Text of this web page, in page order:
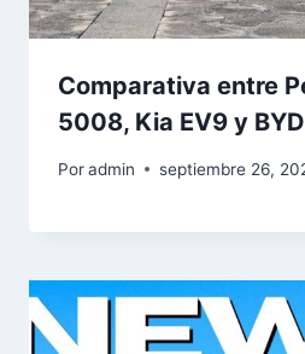
Comparativa entre
5008, Kia EV9 y
Poradmin septiembre 26,